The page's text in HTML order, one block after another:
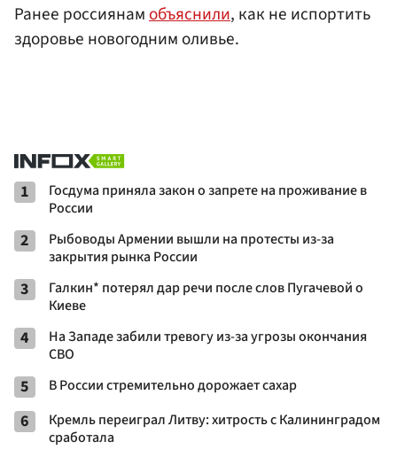
Ранее россиянамобъяснили, как не испортить
здоровье новогодним оливье.
1
Госдума приняла закон о запрете на проживание в
России
2
Рыбоводы Армении вышли на протесты из-за
закрытия рынка России
3
Галкин* потерял дар речи после слов Пугачевой о
Киеве
4
На Западе забили тревогу из-за угрозы окончания
СВО
5 В России стремительно дорожает сахар
6
Кремль переиграл Литву: хитрость с Калининградом
сработала